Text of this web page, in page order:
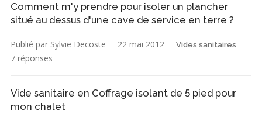
Comment m'y prendre pour isoler un plancher
situé au dessus d'une cave de service en terre ?
Publié par Sylvie Decoste 22 mai 2012 Vides sanitaires
7 réponses
Vide sanitaire en Coffrage isolant de 5 pied pour
mon chalet